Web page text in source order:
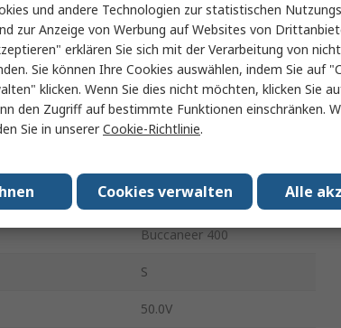
1A
Miniature
Buchse
Buchse
Gerade
Buccaneer 400
S
50.0V
und andere Technologien zur statistischen
zur Anzeige von Werbung auf Websites von
erklären Sie sich mit der Verarbeitung von
Sie können Ihre Cookies auswählen, indem Sie auf
klicken. Wenn Sie dies nicht möchten, klicken Sie
den Zugriff auf bestimmte Funktionen einschränken.
Sie in unsererCookie-Richtlinie.
Alle
Cookies verwalten